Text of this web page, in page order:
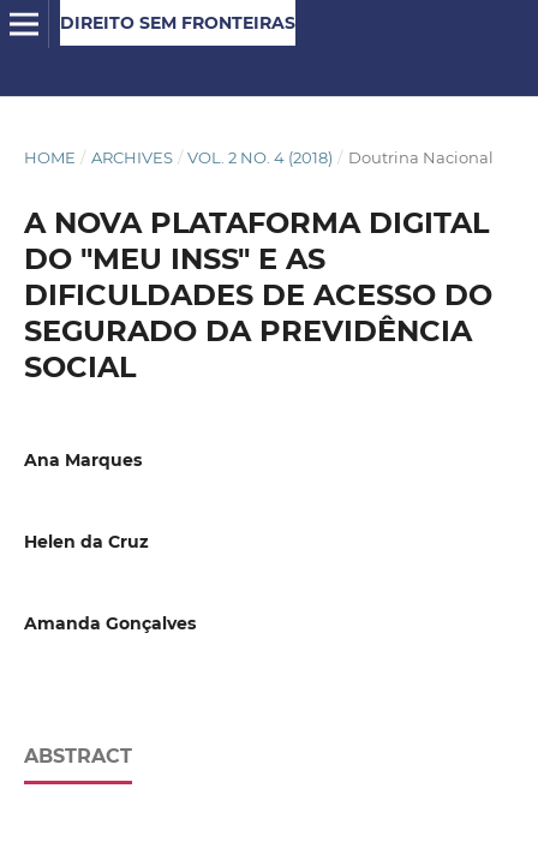
DIREITO SEM FRONTEIRAS
HOME / ARCHIVES / VOL. 2 NO. 4 (2018) / Doutrina Nacional
A NOVA PLATAFORMA DIGITAL
DO "MEU INSS" E AS
DIFICULDADES DE ACESSO DO
SEGURADO DA PREVIDÊNCIA
SOCIAL
Ana Marques
Helen da Cruz
Amanda Gonçalves
ABSTRACT